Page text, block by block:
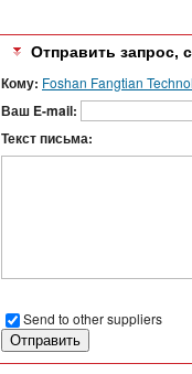
Отправить запрос,
Кому: Foshan Fangtian
Ваш E-mail:
Текст письма:
Send to other suppliers